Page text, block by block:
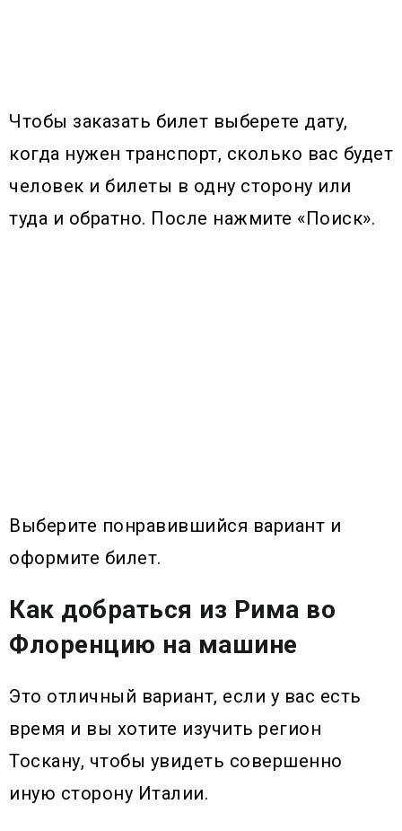
Чтобы заказать билет выберете дату,
когда нужен транспорт, сколько вас будет
человек и билеты в одну сторону или
туда и обратно. После нажмите «Поиск».
Выберите понравившийся вариант и
оформите билет.
Как добраться из Рима во
Флоренцию на машине
Это отличный вариант, если у вас есть
время и вы хотите изучить регион
Тоскану, чтобы увидеть совершенно
иную сторону Италии.